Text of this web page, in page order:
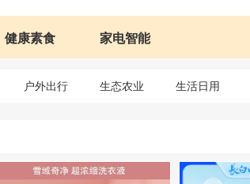
健康素食 家电智能
户外出行 生态农业 生活日用